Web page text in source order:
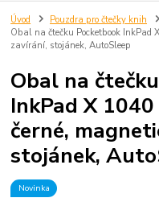
Úvod Pouzdra pro čtečky knih
Obal na čtečku Pocketbook
zavírání, stojánek, AutoSleep
Obal na
InkPad X
černé,
stojánek,
Novinka